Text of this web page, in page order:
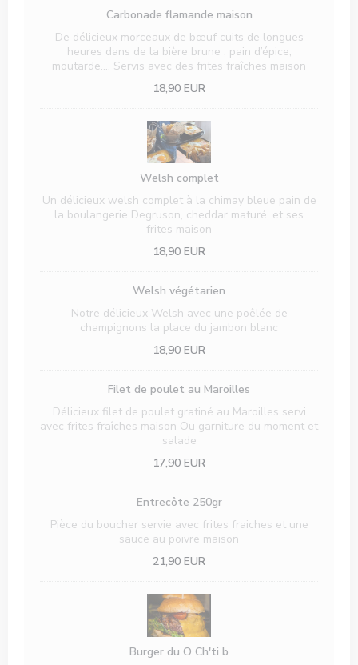
Carbonade flamande maison
De délicieux morceaux de bœuf cuits de longues
heures dans de la bière brune , pain d’épice,
moutarde…. Servis avec des frites fraîches maison
18,90 EUR
Welsh complet
Un délicieux welsh complet à la chimay bleue pain de
la boulangerie Degruson, cheddar maturé, et ses
frites maison
18,90 EUR
Welsh végétarien
Notre délicieux Welsh avec une poêlée de
champignons la place du jambon blanc
18,90 EUR
Filet de poulet au Maroilles
Délicieux filet de poulet gratiné au Maroilles servi
avec frites fraîches maison Ou garniture du moment et
salade
17,90 EUR
Entrecôte 250gr
Pièce du boucher servie avec frites fraiches et une
sauce au poivre maison
21,90 EUR
Burger du O Ch'ti b